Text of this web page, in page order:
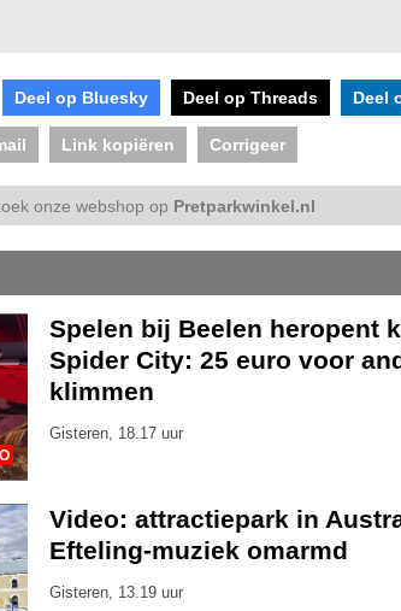
Deel op Bluesky Deel op Threads Deel
Link kopiëren Corrigeer
onze webshop op Pretparkwinkel.nl
Spelen bij Beelen heropent
Spider City: 25 euro voor
klimmen
Gisteren, 18.17 uur
Video: attractiepark in
Efteling-muziek omarmd
Gisteren, 13.19 uur